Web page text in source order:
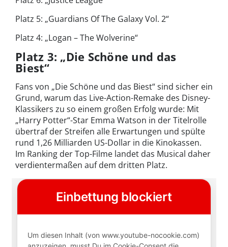
Platz 5: „Guardians Of The Galaxy Vol. 2“
Platz 4: „Logan – The Wolverine“
Platz 3: „Die Schöne und das
Biest“
Fans von „Die Schöne und das Biest“ sind sicher ein
Grund, warum das Live-Action-Remake des Disney-
Klassikers zu so einem großen Erfolg wurde: Mit
„Harry Potter“-Star Emma Watson in der Titelrolle
übertraf der Streifen alle Erwartungen und spülte
rund 1,26 Milliarden US-Dollar in die Kinokassen.
Im Ranking der Top-Filme landet das Musical daher
verdientermaßen auf dem dritten Platz.